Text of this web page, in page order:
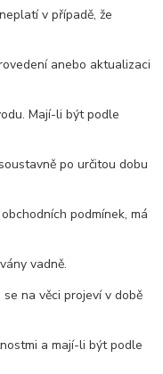
v případě, že
anebo aktualizaci
Mají-li být podle
po určitou dobu
podmínek, má
vadně.
na věci projeví v době
a mají-li být podle